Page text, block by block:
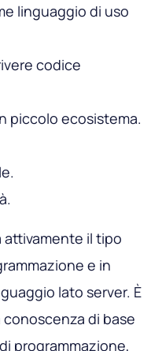
linguaggio di uso
codice
piccolo ecosistema.
il tipo
e in
lato server. È
di base
programmazione,